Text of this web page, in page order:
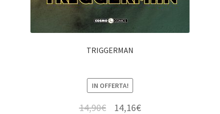
TRIGGERMAN
IN OFFERTA!
14,90€ 14,16€